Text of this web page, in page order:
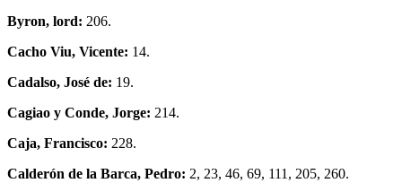
Byron, lord: 206.
Cacho Viu, Vicente: 14.
Cadalso, José de: 19.
Cagiao y Conde, Jorge: 214.
Caja, Francisco: 228.
Calderón de la Barca, Pedro: 2, 23, 46, 69, 111, 205, 260.